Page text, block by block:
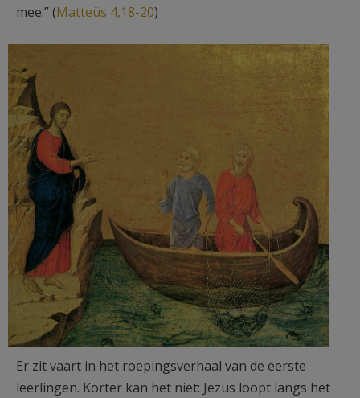
mee.” (Matteüs 4,18-20)
5_the-calling-of-the-apostles-
peter-and-andrew-duccio-di-
buoninsegna.jpg
Er zit vaart in het roepingsverhaal van de eerste
leerlingen. Korter kan het niet: Jezus loopt langs het